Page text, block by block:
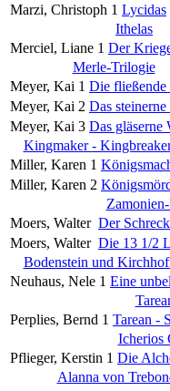
Marzi, Christoph 1 Lycidas
Ithelas
Merciel, Liane 1 Der
Merle-Trilogie
Meyer, Kai 1 Die
Meyer, Kai 2 Das
Meyer, Kai 3 Das gläserne
Kingmaker -
Miller, Karen 1
Miller, Karen 2
Moers, Walter Der
Moers, Walter Die 13 1/2
Bodenstein und
Neuhaus, Nele 1 Eine
Perplies, Bernd 1 Tarean -
Icherios
Pflieger, Kerstin 1 Die
Alanna von